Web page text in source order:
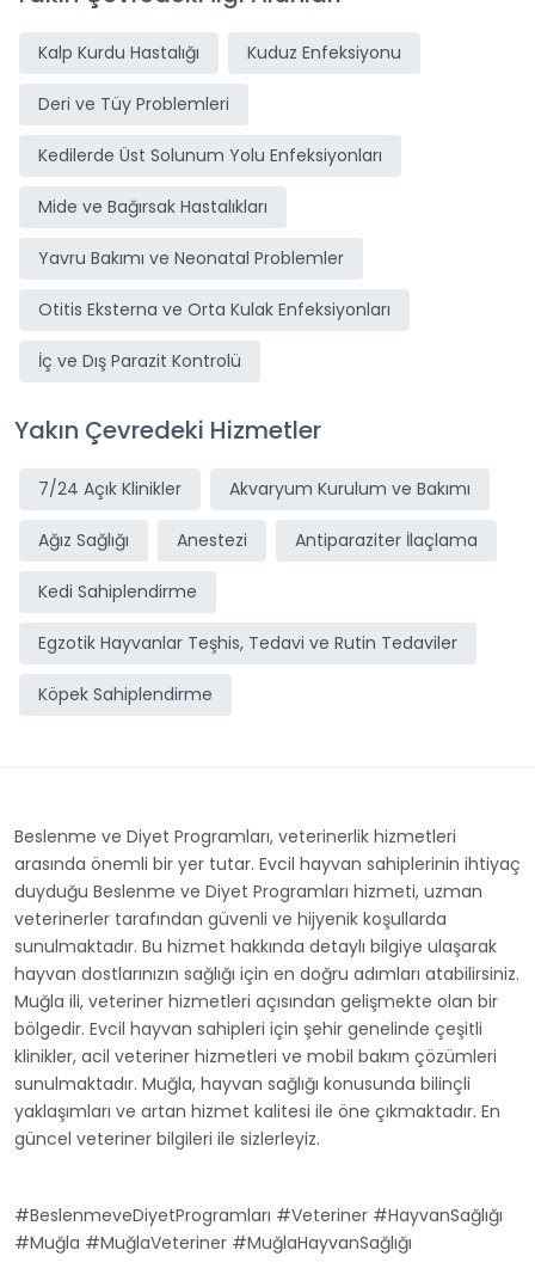
Kalp Kurdu Hastalığı Kuduz Enfeksiyonu
Deri ve Tüy Problemleri
Kedilerde Üst Solunum Yolu Enfeksiyonları
Mide ve Bağırsak Hastalıkları
Yavru Bakımı ve Neonatal Problemler
Otitis Eksterna ve Orta Kulak Enfeksiyonları
İç ve Dış Parazit Kontrolü
Yakın Çevredeki Hizmetler
7/24 Açık Klinikler Akvaryum Kurulum ve Bakımı
Ağız Sağlığı Anestezi Antiparaziter İlaçlama
Kedi Sahiplendirme
Egzotik Hayvanlar Teşhis, Tedavi ve Rutin Tedaviler
Köpek Sahiplendirme
Beslenme ve Diyet Programları, veterinerlik hizmetleri
arasında önemli bir yer tutar. Evcil hayvan sahiplerinin ihtiyaç
duyduğu Beslenme ve Diyet Programları hizmeti, uzman
veterinerler tarafından güvenli ve hijyenik koşullarda
sunulmaktadır. Bu hizmet hakkında detaylı bilgiye ulaşarak
hayvan dostlarınızın sağlığı için en doğru adımları atabilirsiniz.
Muğla ili, veteriner hizmetleri açısından gelişmekte olan bir
bölgedir. Evcil hayvan sahipleri için şehir genelinde çeşitli
klinikler, acil veteriner hizmetleri ve mobil bakım çözümleri
sunulmaktadır. Muğla, hayvan sağlığı konusunda bilinçli
yaklaşımları ve artan hizmet kalitesi ile öne çıkmaktadır. En
güncel veteriner bilgileri ile sizlerleyiz.
#BeslenmeveDiyetProgramları #Veteriner #HayvanSağlığı
#Muğla #MuğlaVeteriner #MuğlaHayvanSağlığı